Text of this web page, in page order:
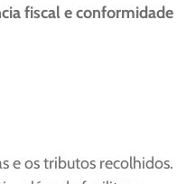
fiscal e conformidade
e os tributos recolhidos.